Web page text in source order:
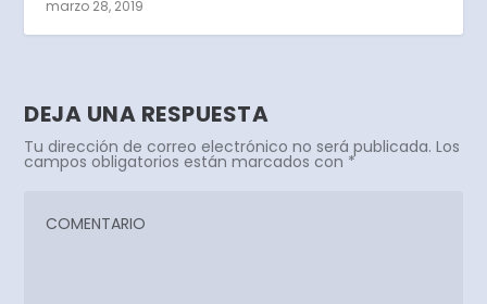
marzo 28, 2019
DEJA UNA RESPUESTA
Tu dirección de correo electrónico no será publicada. Los
campos obligatorios están marcados con *